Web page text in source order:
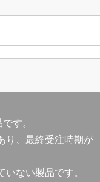
す。
り、最終受注時期が
ない製品です。